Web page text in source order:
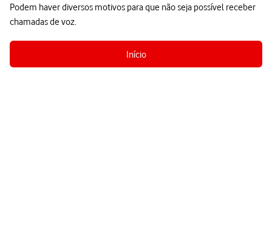
Podem haver diversos motivos para que não seja possível receber
chamadas de voz.
Início